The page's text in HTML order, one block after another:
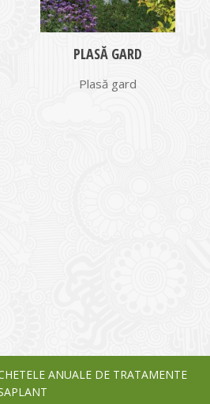
PLASĂ GARD
Plasă gard
ANUALE DE TRATAMENTE